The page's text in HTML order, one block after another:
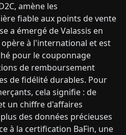
amène les
fiable aux points de vente
a émergé de Valassis en
à l'international et est
pour le couponnage
de remboursement
de fidélité durables. Pour
cela signifie : de
un chiffre d'affaires
des données précieuses
à la certification BaFin, une